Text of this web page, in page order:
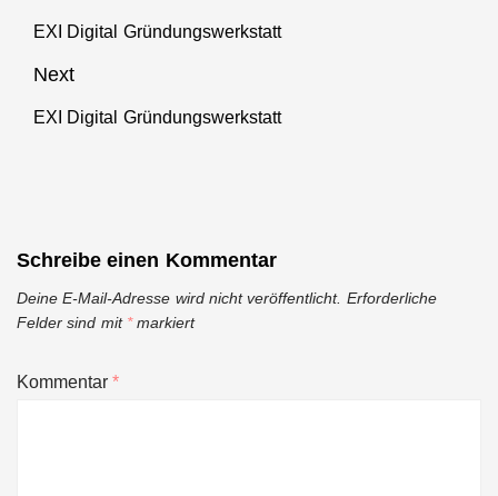
Previous
EXI Digital Gründungswerkstatt
Next
Next
EXI Digital Gründungswerkstatt
Schreibe einen Kommentar
Deine E-Mail-Adresse wird nicht veröffentlicht. Erforderliche
Felder sind mit *markiert
Kommentar*